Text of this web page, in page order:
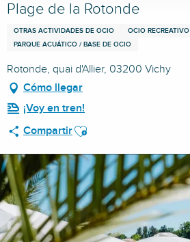
Plage de la Rotonde
OTRAS ACTIVIDADES DE OCIO
OCIO RECREATIVO
PARQUE ACUÁTICO / BASE DE OCIO
Rotonde, quai d'Allier, 03200 Vichy
Cómo llegar
¡Voy en tren!
CompartirAjouter aux favoris